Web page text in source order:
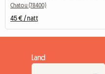
Chatou (78400)
45 € / natt
Land